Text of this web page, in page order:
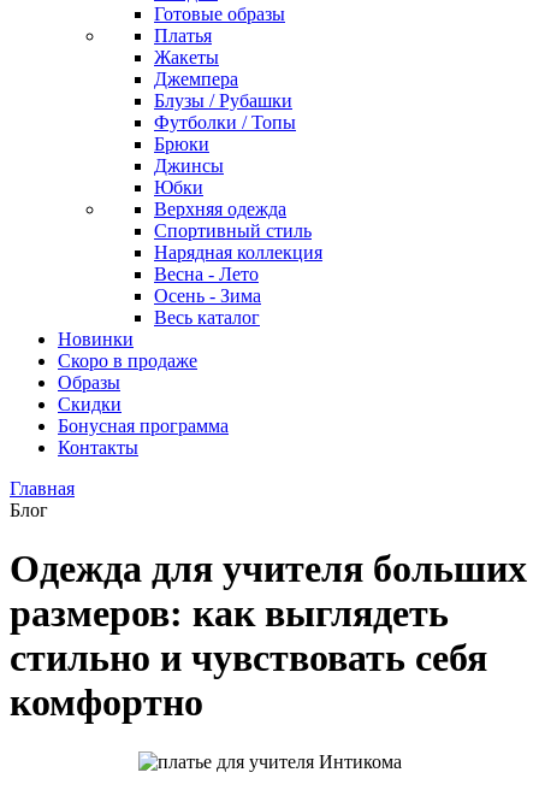
Готовые образы
Платья
Жакеты
Джемпера
Блузы / Рубашки
Футболки / Топы
Брюки
Джинсы
Юбки
Верхняя одежда
Спортивный стиль
Нарядная коллекция
Весна - Лето
Осень - Зима
Весь каталог
Новинки
Скоро в продаже
Образы
Скидки
Бонусная программа
Контакты
Главная
Блог
Одежда для учителя больших
размеров: как выглядеть
стильно и чувствовать себя
комфортно